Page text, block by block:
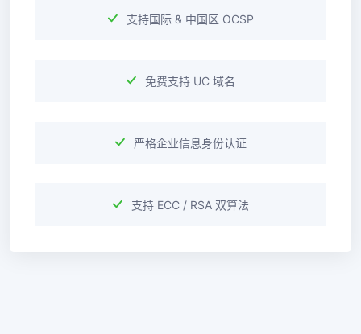
支持国际 & 中国区 OCSP
免费支持 UC 域名
严格企业信息身份认证
支持 ECC / RSA 双算法